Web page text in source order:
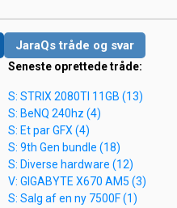
JaraQs tråde og svar
Seneste oprettede tråde:
S: STRIX 2080TI 11GB (13)
S: BeNQ 240hz (4)
S: Et par GFX (4)
S: 9th Gen bundle (18)
S: Diverse hardware (12)
V: GIGABYTE X670 AM5 (3)
S: Salg af en ny 7500F (1)